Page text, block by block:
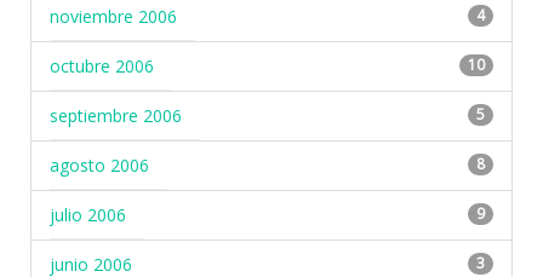
noviembre 2006 4
octubre 2006 10
septiembre 2006 5
agosto 2006 8
julio 2006 9
junio 2006 3